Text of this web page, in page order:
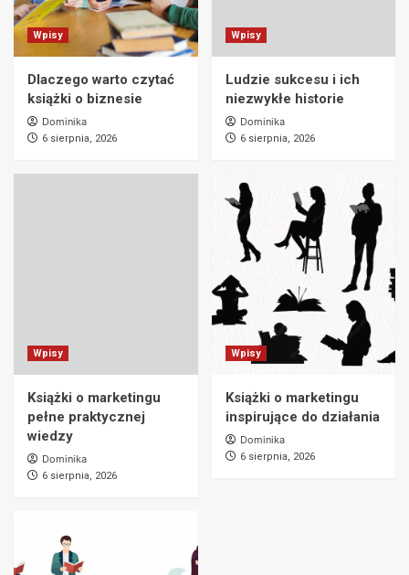
Wpisy
Dlaczego warto czytać
książki o biznesie
Dominika
6 sierpnia, 2026
Wpisy
Ludzie sukcesu i ich
niezwykłe historie
Dominika
6 sierpnia, 2026
Wpisy
Książki o marketingu
pełne praktycznej
wiedzy
Dominika
6 sierpnia, 2026
Wpisy
Książki o marketingu
inspirujące do działania
Dominika
6 sierpnia, 2026